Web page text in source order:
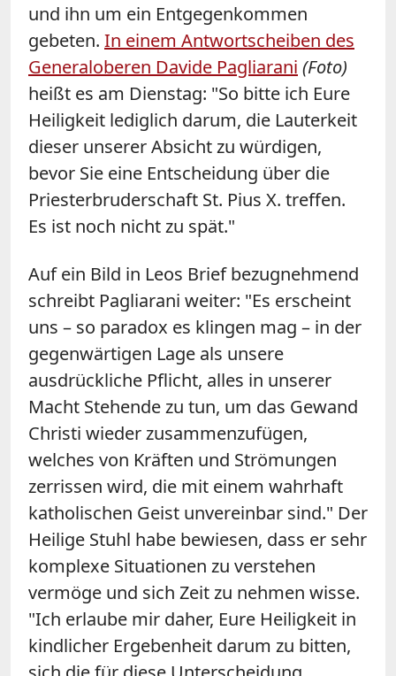
und ihn um ein Entgegenkommen
gebeten. In einem Antwortscheiben des
Generaloberen Davide Pagliarani (Foto)
heißt es am Dienstag: "So bitte ich Eure
Heiligkeit lediglich darum, die Lauterkeit
dieser unserer Absicht zu würdigen,
bevor Sie eine Entscheidung über die
Priesterbruderschaft St. Pius X. treffen.
Es ist noch nicht zu spät."
Auf ein Bild in Leos Brief bezugnehmend
schreibt Pagliarani weiter: "Es erscheint
uns – so paradox es klingen mag – in der
gegenwärtigen Lage als unsere
ausdrückliche Pflicht, alles in unserer
Macht Stehende zu tun, um das Gewand
Christi wieder zusammenzufügen,
welches von Kräften und Strömungen
zerrissen wird, die mit einem wahrhaft
katholischen Geist unvereinbar sind." Der
Heilige Stuhl habe bewiesen, dass er sehr
komplexe Situationen zu verstehen
vermöge und sich Zeit zu nehmen wisse.
"Ich erlaube mir daher, Eure Heiligkeit in
kindlicher Ergebenheit darum zu bitten,